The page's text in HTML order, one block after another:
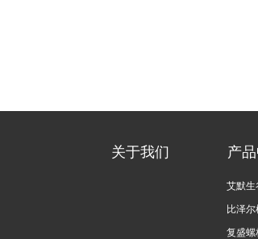
关于我们 产
艾默生
比泽尔
复盛螺